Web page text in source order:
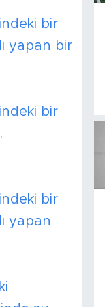
bir
yapan bir
bir
bir
yapan